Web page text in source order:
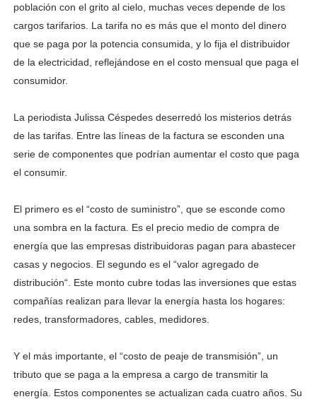
población con el grito al cielo, muchas veces depende de los
cargos tarifarios. La tarifa no es más que el monto del dinero
que se paga por la potencia consumida, y lo fija el distribuidor
de la electricidad, reflejándose en el costo mensual que paga el
consumidor.
La periodista Julissa Céspedes deserredó los misterios detrás
de las tarifas. Entre las líneas de la factura se esconden una
serie de componentes que podrían aumentar el costo que paga
el consumir.
El primero es el “costo de suministro”, que se esconde como
una sombra en la factura. Es el precio medio de compra de
energía que las empresas distribuidoras pagan para abastecer
casas y negocios. El segundo es el “valor agregado de
distribución“. Este monto cubre todas las inversiones que estas
compañías realizan para llevar la energía hasta los hogares:
redes, transformadores, cables, medidores.
Y el más importante, el “costo de peaje de transmisión”, un
tributo que se paga a la empresa a cargo de transmitir la
energía. Estos componentes se actualizan cada cuatro años. Su